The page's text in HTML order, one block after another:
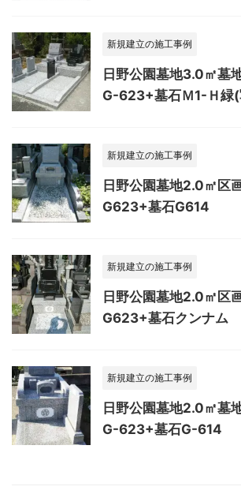
新規建立の施工事例
日野公園墓地3.0㎡墓
G-623+墓石Ｍ1-Ｈ緑
新規建立の施工事例
日野公園墓地2.0㎡区
G623+墓石G614
新規建立の施工事例
日野公園墓地2.0㎡区
G623+墓石クンナム
新規建立の施工事例
日野公園墓地2.0㎡墓
G-623+墓石G-614